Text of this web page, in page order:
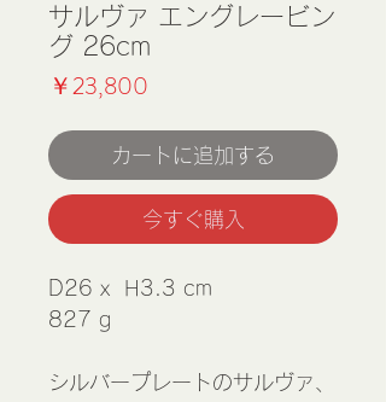
サルヴァ エングレービン
グ 26cm
￥23,800
カートに追加する
今すぐ購入
D26 x H3.3 cm
827 g
シルバープレートのサルヴァ、